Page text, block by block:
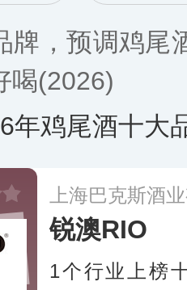
牌，预调鸡尾
喝(2026)
年鸡尾酒十大
上海巴克斯酒
锐澳RIO
1个行业上榜